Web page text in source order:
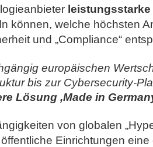
können, welche höchsten
und „Compliance“
europäischen
bis zur Cybersecurity-
Lösung ,Made in
von globalen
Einrichtungen